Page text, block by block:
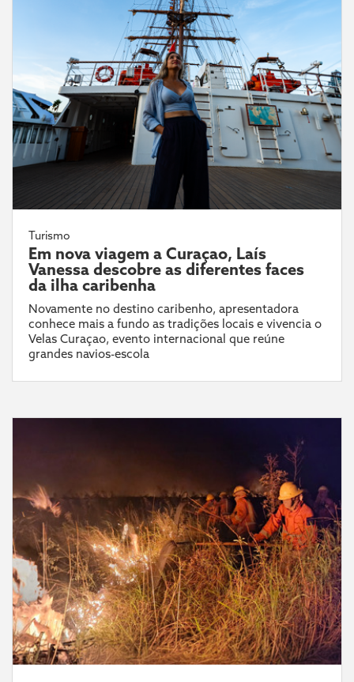
Turismo
Em nova viagem a Curaçao, Laís
Vanessa descobre as diferentes faces
da ilha caribenha
Novamente no destino caribenho, apresentadora
conhece mais a fundo as tradições locais e vivencia o
Velas Curaçao, evento internacional que reúne
grandes navios-escola